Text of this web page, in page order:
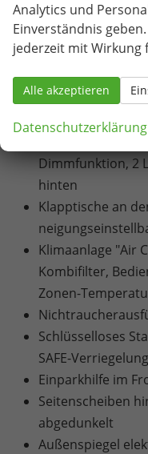
auszieh-,
herausnehmbar
ebene
Handschuhfach-
Innenleuchten
Dimmfunktion, 2
hinten
Klapptische an
Klimaanlage "Air
Kombifilter,
Zonen-
Schlüsselloses
SAFE-Verriegelung
Einparkhilfe im
Seitenscheiben
abgedunkelt
Außenspiegel
Analytics und
Einverständnis
jederzeit mit Wirkung
Alle akzeptieren
Datenschutzerklärung